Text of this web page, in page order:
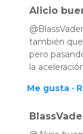
Alicio
también
pero
la
Me gusta ·